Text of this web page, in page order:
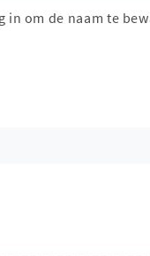
in om de naam te